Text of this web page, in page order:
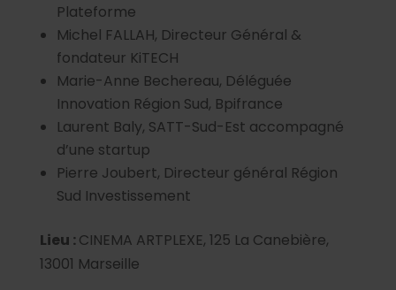
Plateforme
Michel FALLAH, Directeur Général &
fondateur KiTECH
Marie-Anne Bechereau, Déléguée
Innovation Région Sud, Bpifrance
Laurent Baly, SATT-Sud-Est accompagné
d’une startup
Pierre Joubert, Directeur général Région
Sud Investissement
Lieu :CINEMA ARTPLEXE, 125 La Canebière,
13001 Marseille